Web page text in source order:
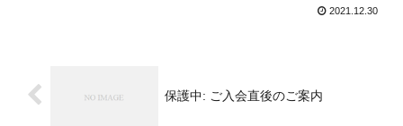
た＾＾皆さまには、感染対策などのご協
2021.12.30
保護中: ご入会直後のご案内